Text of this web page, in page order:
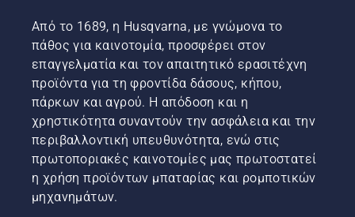
Από το 1689, η Husqvarna, με γνώμονα το
πάθος για καινοτομία, προσφέρει στον
επαγγελματία και τον απαιτητικό ερασιτέχνη
προϊόντα για τη φροντίδα δάσους, κήπου,
πάρκων και αγρού. Η απόδοση και η
χρηστικότητα συναντούν την ασφάλεια και την
περιβαλλοντική υπευθυνότητα, ενώ στις
πρωτοποριακές καινοτομίες μας πρωτοστατεί
η χρήση προϊόντων μπαταρίας και ρομποτικών
μηχανημάτων.